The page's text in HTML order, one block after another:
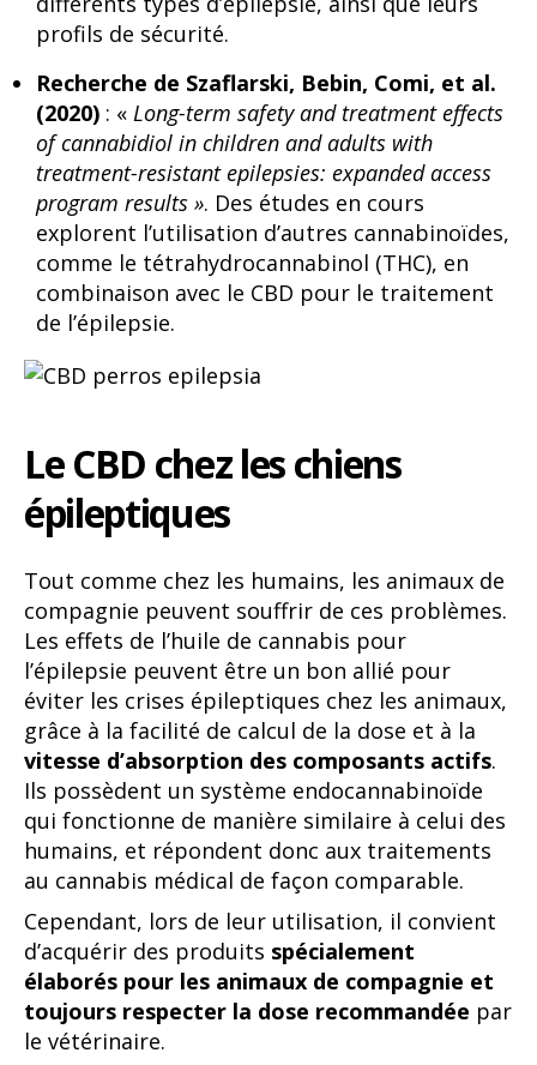
profils de sécurité.
Recherche de Szaflarski, Bebin, Comi, et al.
(2020) : « Long-term safety and treatment effects
of cannabidiol in children and adults with
treatment-resistant epilepsies: expanded access
program results ». Des études en cours
explorent l’utilisation d’autres cannabinoïdes,
comme le tétrahydrocannabinol (THC), en
combinaison avec le CBD pour le traitement
de l’épilepsie.
Le CBD chez les chiens
épileptiques
Tout comme chez les humains, les animaux de
compagnie peuvent souffrir de ces problèmes.
Les effets de l’huile de cannabis pour
l’épilepsie peuvent être un bon allié pour
éviter les crises épileptiques chez les animaux,
grâce à la facilité de calcul de la dose et à la
vitesse d’absorption des composants actifs.
Ils possèdent un système endocannabinoïde
qui fonctionne de manière similaire à celui des
humains, et répondent donc aux traitements
au cannabis médical de façon comparable.
Cependant, lors de leur utilisation, il convient
d’acquérir des produits spécialement
élaborés pour les animaux de compagnie et
toujours respecter la dose recommandée par
le vétérinaire.